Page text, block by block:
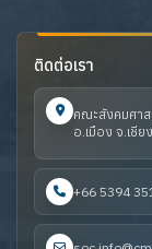
ติดต่อเรา
คณะสังคมศาส
อ.เมือง จ.เชีย
+66 5394